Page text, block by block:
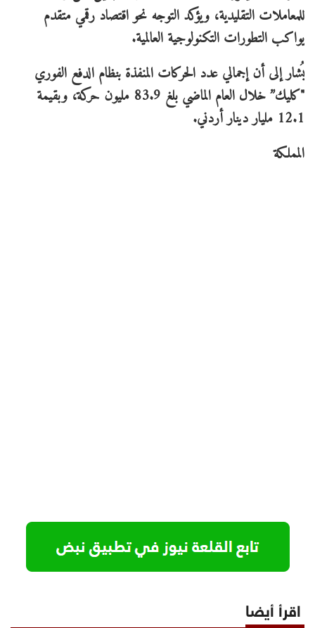
للمعاملات التقليدية، ويؤكد التوجه نحو اقتصاد رقمي متقدم
يواكب التطورات التكنولوجية العالمية.
يُشار إلى أن إجمالي عدد الحركات المنفذة بنظام الدفع الفوري
"كليك” خلال العام الماضي بلغ 83.9 مليون حركة، وبقيمة
12.1 مليار دينار أردني.
المملكة
اقرأ أيضا